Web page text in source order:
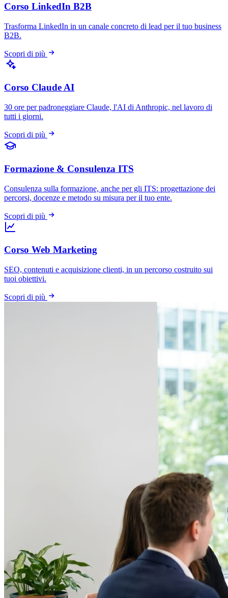
Corso LinkedIn B2B
Trasforma LinkedIn in un canale concreto di lead per il tuo business
B2B.
Scopri di più
Corso Claude AI
30 ore per padroneggiare Claude, l'AI di Anthropic, nel lavoro di
tutti i giorni.
Scopri di più
Formazione & Consulenza ITS
Consulenza sulla formazione, anche per gli ITS: progettazione dei
percorsi, docenze e metodo su misura per il tuo ente.
Scopri di più
Corso Web Marketing
SEO, contenuti e acquisizione clienti, in un percorso costruito sui
tuoi obiettivi.
Scopri di più